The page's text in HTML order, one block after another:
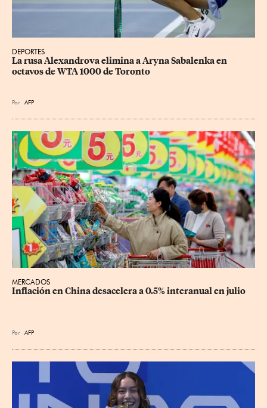
DEPORTES
La rusa Alexandrova elimina a Aryna Sabalenka en
octavos de WTA 1000 de Toronto
Por AFP
MERCADOS
Inflación en China desacelera a 0.5% interanual en julio
Por AFP